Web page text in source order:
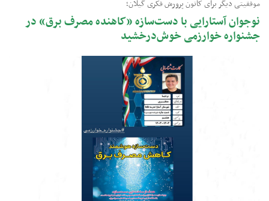
موفقیتی دیگر برای کانون پرورش فکری گیلان؛
نوجوان آستارایی با دست‌سازه «کاهنده مصرف برق» در
جشنواره خوارزمی خوش‌درخشید